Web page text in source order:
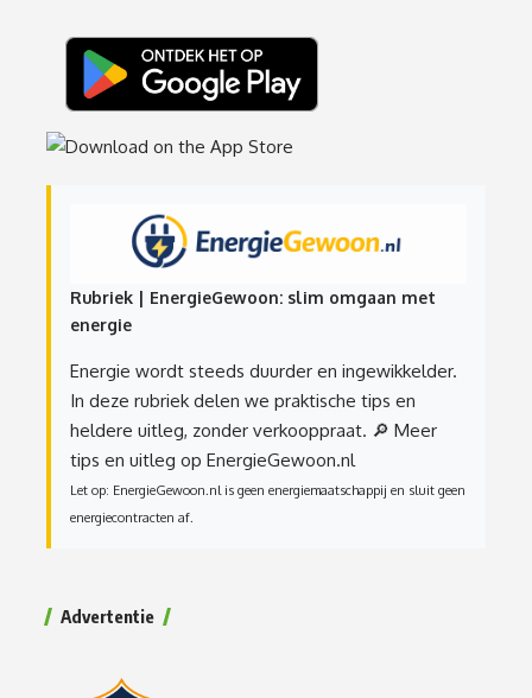
Rubriek | EnergieGewoon: slim omgaan met
energie
Energie wordt steeds duurder en ingewikkelder.
In deze rubriek delen we praktische tips en
heldere uitleg, zonder verkooppraat. 🔎 Meer
tips en uitleg op EnergieGewoon.nl
Let op: EnergieGewoon.nl is geen energiemaatschappij en sluit geen
energiecontracten af.
Advertentie